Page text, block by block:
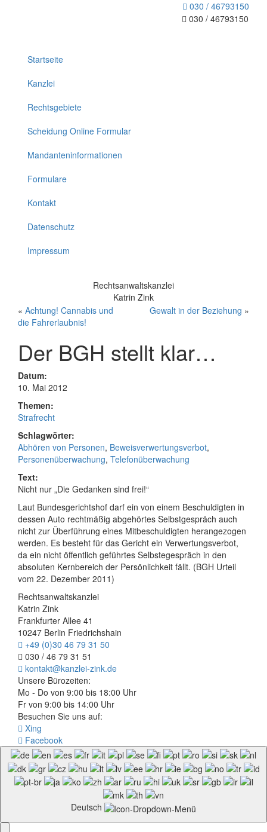
030 / 46793150
030 / 46793150
Startseite
Kanzlei
Rechtsgebiete
Scheidung Online Formular
Mandanteninformationen
Formulare
Kontakt
Datenschutz
Impressum
Rechtsanwaltskanzlei
Katrin Zink
« Achtung! Cannabis und
die Fahrerlaubnis!
Gewalt in der Beziehung »
Der BGH stellt klar…
Datum:
10. Mai 2012
Themen:
Strafrecht
Schlagwörter:
Abhören von Personen, Beweisverwertungsverbot,
Personenüberwachung, Telefonüberwachung
Text:
Nicht nur „Die Gedanken sind frei!“
Laut Bundesgerichtshof darf ein von einem Beschuldigten in
dessen Auto rechtmäßig abgehörtes Selbstgespräch auch
nicht zur Überführung eines Mitbeschuldigten herangezogen
werden. Es besteht für das Gericht ein Verwertungsverbot,
da ein nicht öffentlich geführtes Selbstegespräch in den
absoluten Kernbereich der Persönlichkeit fällt. (BGH Urteil
vom 22. Dezember 2011)
Rechtsanwaltskanzlei
Katrin Zink
Frankfurter Allee 41
10247 Berlin Friedrichshain
+49 (0)30 46 79 31 50
030 / 46 79 31 51
kontakt@kanzlei-zink.de
Unsere Bürozeiten:
Mo - Do von 9:00 bis 18:00 Uhr
Fr von 9:00 bis 14:00 Uhr
Besuchen Sie uns auf:
Xing
Facebook
Deutsch